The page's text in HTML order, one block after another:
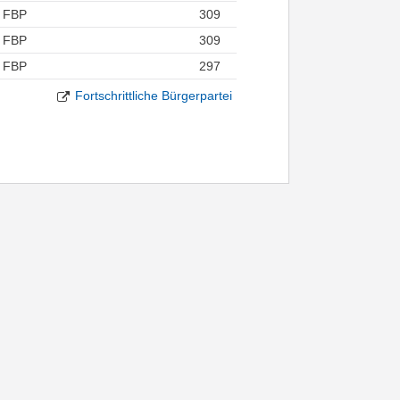
FBP
309
FBP
309
FBP 297
Fortschrittliche Bürgerpartei